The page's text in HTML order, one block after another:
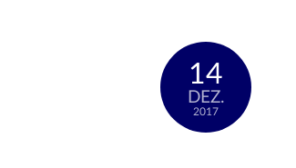
14
DEZ.
2017